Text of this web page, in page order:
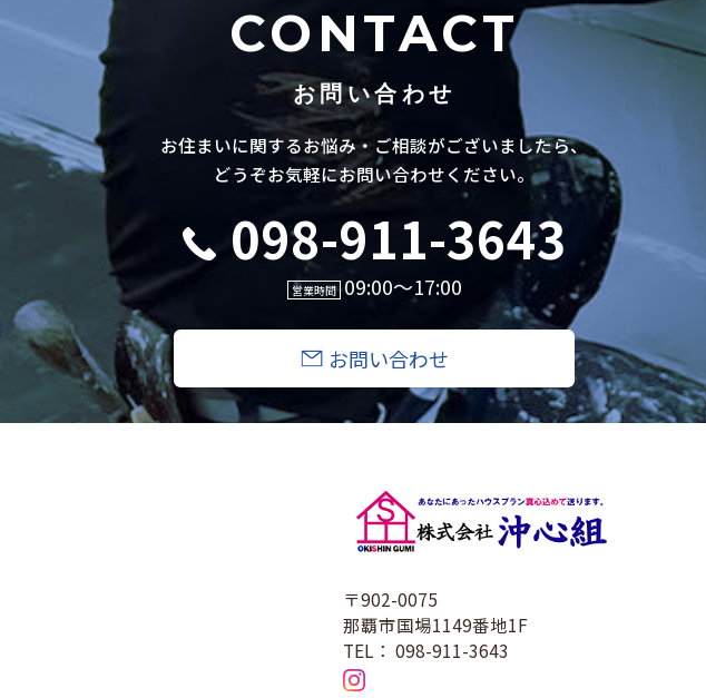
CONTACT
お問い合わせ
お住まいに関するお悩み・ご相談がございましたら、
どうぞお気軽にお問い合わせください。
098-911-3643
営業時間 09:00〜17:00
お問い合わせ
〒902-0075
那覇市国場1149番地1F
TEL： 098-911-3643